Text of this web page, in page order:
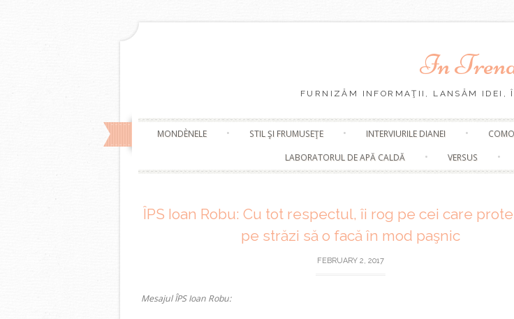
In
FURNIZĂM INFORMAŢII, LANSĂM IDEI,
Skip
content
MONDÈNELE STIL ŞI FRUMUSEŢE INTERVIURILE DIANEI
LABORATORUL DE APĂ CALDĂ
VERSUS
ÎPS Ioan Robu: Cu tot respectul, îi rog pe cei care
pe străzi să o facă în mod paşnic
FEBRUARY 2, 2017
Mesajul ÎPS Ioan Robu: